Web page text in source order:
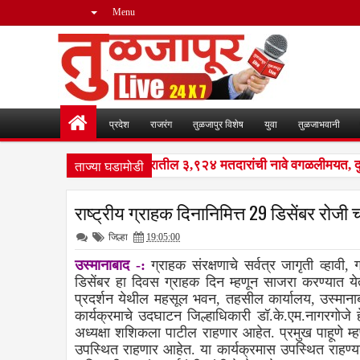
Menu
प्रदेश राजरंग तुळजापुर विशेष युवा तुळजाभवानी
ताज्या घडामोडी
मोहीम : नळदुर्ग शहरातील ३,९२४ मतदारांची नावे वगळलीमयत,
राष्ट्रीय ग्राहक दिनानिमित्त 29 डिसेंबर
जिल्हा 19:05:00
उस्मानाबाद -: ग्राहक संरक्षणाचे सर्वत्र जागृती व्हावी,
डिसेंबर हा दिवस ग्राहक दिन म्हणून साजरा करण्यात
प्रदर्शन येथील महसूल भवन, तहसील कार्यालय,
कार्यक्रमाचे उदघाटन जिल्हाधिकारी
अध्यक्षा शशिकला पाटील राहणार आहेत. प्रमुख पाहूणे
उपस्थित राहणार आहेत. या कार्यक्रमास उपस्थित